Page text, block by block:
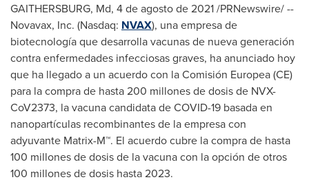
GAITHERSBURG, Md, 4 de agosto de 2021/PRNewswire/ --
Novavax, Inc. (Nasdaq: NVAX), una empresa de
biotecnología que desarrolla vacunas de nueva generación
contra enfermedades infecciosas graves, ha anunciado hoy
que ha llegado a un acuerdo con la Comisión Europea (CE)
para la compra de hasta 200 millones de dosis de NVX-
CoV2373, la vacuna candidata de COVID-19 basada en
nanopartículas recombinantes de la empresa con
adyuvante Matrix-M™. El acuerdo cubre la compra de hasta
100 millones de dosis de la vacuna con la opción de otros
100 millones de dosis hasta 2023.